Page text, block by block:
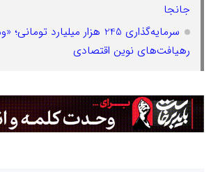
جانجا
سرمایه‌گذاری 245 هزار میلیارد
رهیافت‌های نوین اقتصادی